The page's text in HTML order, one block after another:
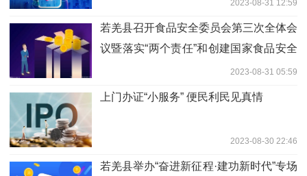
2023-08-31 12:59
若羌县召开食品安全委员会第三次全体会
议暨落实“两个责任”和创建国家食品安全
2023-08-31 05:59
上门办证“小服务” 便民利民见真情
2023-08-30 22:46
若羌县举办“奋进新征程·建功新时代”专场